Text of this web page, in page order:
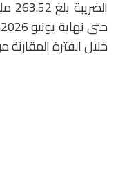
خلال الفترة المقارنة